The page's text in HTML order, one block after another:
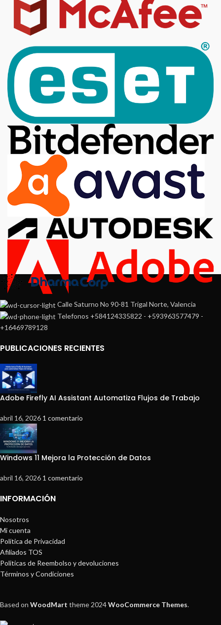
Calle Saturno No 90-81 Trigal Norte, Valencia
Telefonos +584124335822 - +593963577479 -
+16469789128
PUBLICACIONES RECIENTES
Adobe Firefly AI Assistant Automatiza Flujos de Trabajo
abril 16, 2026 1 comentario
Windows 11 Mejora la Protección de Datos
abril 16, 2026 1 comentario
INFORMACIÓN
Nosotros
Mi cuenta
Política de Privacidad
Afiliados TOS
Politicas de Reembolso y devoluciones
Términos y Condiciones
Based on WoodMart theme 2024WooCommerce Themes.